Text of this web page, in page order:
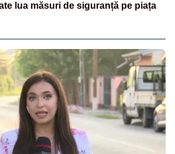
lua măsuri de siguranță pe piața